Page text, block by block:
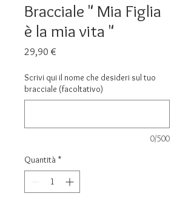
Bracciale " Mia Figlia
è la mia vita "
29,90 €
Scrivi qui il nome che desideri sul tuo
bracciale (facoltativo)
0/500
Quantità *